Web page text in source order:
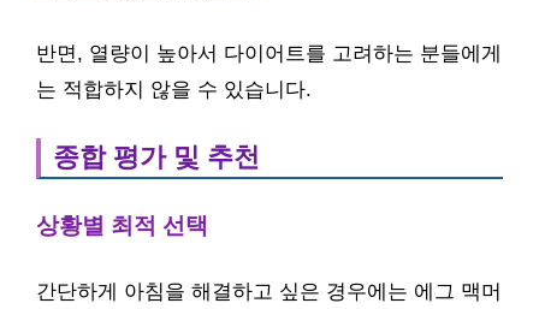
반면, 열량이 높아서 다이어트를 고려하는 분들에게
는 적합하지 않을 수 있습니다.
종합 평가 및 추천
상황별 최적 선택
간단하게 아침을 해결하고 싶은 경우에는 에그 맥머